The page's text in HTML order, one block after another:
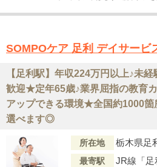
SOMPOケア 足利 デイサービ
【足利駅】年収224万円以上♪未
歓迎★定年65歳♪業界屈指の教育
アップできる環境★全国約1000箇
選べます◎
所在地
最寄駅 JR線「足